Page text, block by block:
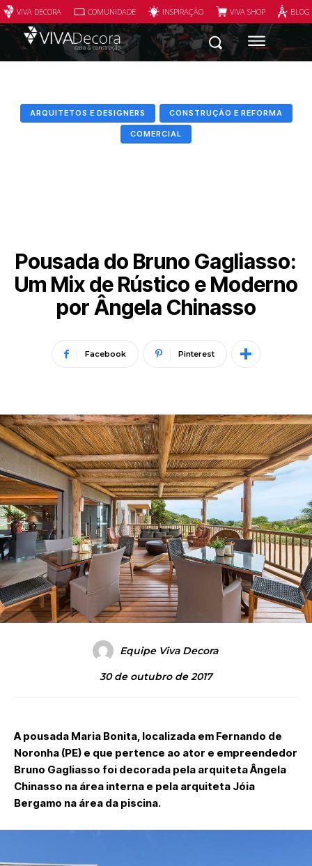
VIVA DECORA COMUNIDADE INSPIRAÇÃO VIVA SHOP
ARQUITETOS E DESIGNERS CONSTRUÇÃO E REFORMA
COMERCIAL
Pousada do Bruno Gagliasso:
Um Mix de Rústico e Moderno
por Ângela Chinasso
Facebook Pinterest
Equipe Viva Decora
30 de outubro de 2017
A pousada Maria Bonita, localizada em Fernando de
Noronha (PE) e que pertence ao ator e empreendedor
Bruno Gagliasso foi decorada pela arquiteta Ângela
Chinasso na área interna e pela arquiteta Jóia
Bergamo na área da piscina.